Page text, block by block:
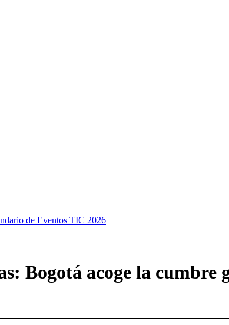
de Eventos TIC 2026
Bogotá acoge la cumbre